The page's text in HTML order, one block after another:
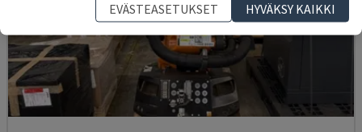
EVÄSTEASETUKSET
HYVÄKSY KAIKKI